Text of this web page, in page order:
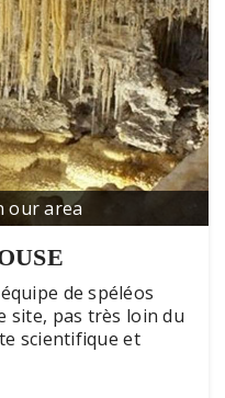
our area
de spéléos
site, pas très loin du
scientifique et
en Europe
elle dévoile des